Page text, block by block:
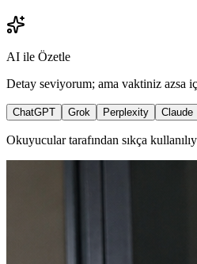
AI ile Özetle
Detay seviyorum; ama vaktiniz azsa
ChatGPT Grok Perplexity Claude
Okuyucular tarafından sıkça